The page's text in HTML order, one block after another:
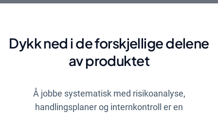
Dykk ned i de forskjellige delene
av produktet
Å jobbe systematisk med risikoanalyse,
handlingsplaner og internkontroll er en